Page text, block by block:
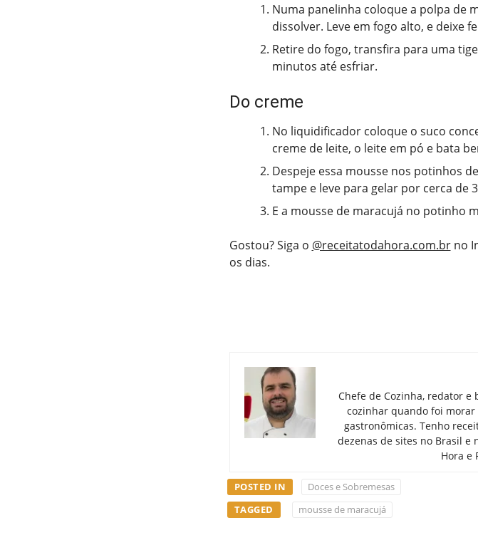
Numa panelinha coloque a polpa de
dissolver. Leve em fogo alto, e deixe
Retire do fogo, transfira para uma
minutos até esfriar.
Do creme
No liquidificador coloque o suco
creme de leite, o leite em pó e bata
Despeje essa mousse nos potinhos
tampe e leve para gelar por cerca de
E a mousse de maracujá no potinho
Gostou? Siga o @receitatodahora.com.brno
os dias.
Chefe de Cozinha, redator
cozinhar quando foi
gastronômicas. Tenho
dezenas de sites no Brasil e
Hora e
POSTED IN
Doces e Sobremesas
TAGGED
mousse de maracujá